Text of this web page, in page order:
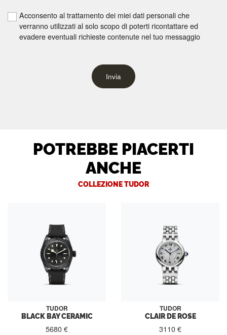
Acconsento al trattamento dei miei dati personali che
verranno utilizzati al solo scopo di poterti ricontattare ed
evadere eventuali richieste contenute nel tuo messaggio
Invia
POTREBBE PIACERTI
ANCHE
COLLEZIONE TUDOR
TUDOR
BLACK BAY CERAMIC
5680 €
TUDOR
CLAIR DE ROSE
3110 €